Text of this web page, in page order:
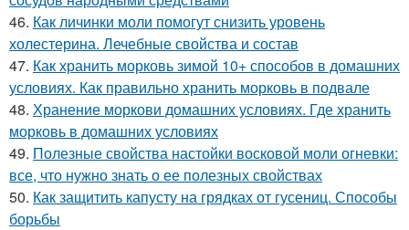
46. Как личинки моли помогут снизить уровень
холестерина. Лечебные свойства и состав
47. Как хранить морковь зимой 10+ способов в домашних
условиях. Как правильно хранить морковь в подвале
48. Хранение моркови домашних условиях. Где хранить
морковь в домашних условиях
49. Полезные свойства настойки восковой моли огневки:
все, что нужно знать о ее полезных свойствах
50. Как защитить капусту на грядках от гусениц. Способы
борьбы